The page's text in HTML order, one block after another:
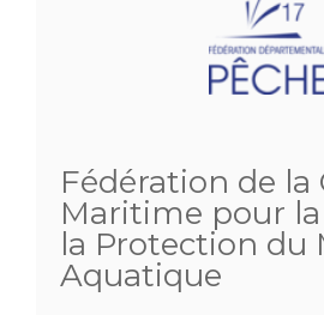
Fédération de la
Maritime pour
la Protection du
Aquatique